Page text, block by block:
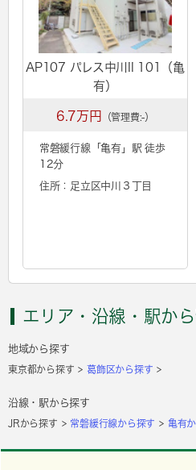
AP107 パレス中川II 101（亀
有）
6.7万円 （管理費:-）
常磐緩行線「亀有」駅 徒歩
12分
住所：足立区中川３丁目
エリア・沿線・駅か
地域から探す
東京都から探す 葛飾区から探す
沿線・駅から探す
JRから探す 常磐緩行線から探す 亀有